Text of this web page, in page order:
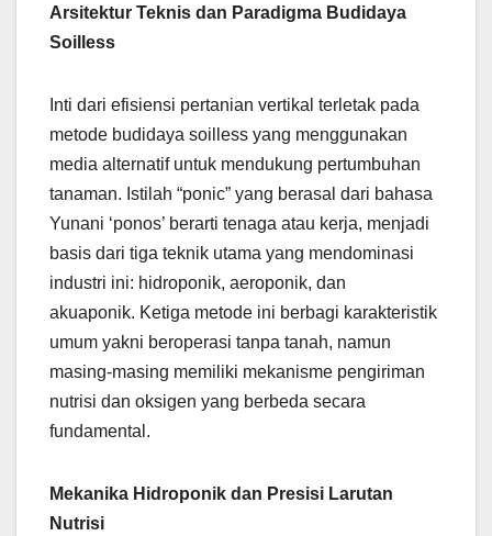
Arsitektur Teknis dan Paradigma Budidaya
Soilless
Inti dari efisiensi pertanian vertikal terletak pada
metode budidaya soilless yang menggunakan
media alternatif untuk mendukung pertumbuhan
tanaman. Istilah “ponic” yang berasal dari bahasa
Yunani ‘ponos’ berarti tenaga atau kerja, menjadi
basis dari tiga teknik utama yang mendominasi
industri ini: hidroponik, aeroponik, dan
akuaponik. Ketiga metode ini berbagi karakteristik
umum yakni beroperasi tanpa tanah, namun
masing-masing memiliki mekanisme pengiriman
nutrisi dan oksigen yang berbeda secara
fundamental.
Mekanika Hidroponik dan Presisi Larutan
Nutrisi